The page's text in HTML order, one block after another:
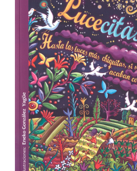
Artesanía
Oficina y
Papelería
Para Canarias,
Ceuta y Melilla
Más
populares
Bono
Cultural
Nuestros
vendedores